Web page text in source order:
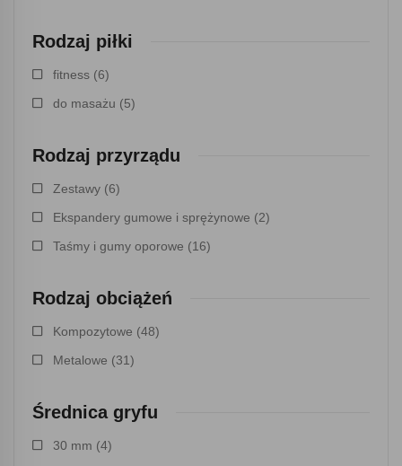
Rodzaj piłki
fitness (6)
do masażu (5)
Rodzaj przyrządu
Zestawy (6)
Ekspandery gumowe i sprężynowe (2)
Taśmy i gumy oporowe (16)
Rodzaj obciążeń
Kompozytowe (48)
Metalowe (31)
Średnica gryfu
30 mm (4)